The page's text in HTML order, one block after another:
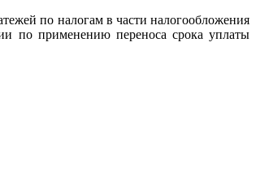
по налогам в части налогообложения
по применению переноса срока уплаты